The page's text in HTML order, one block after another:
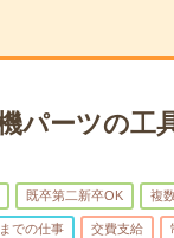
パーツの工
既卒第二新卒OK 複
での仕事 交費支給